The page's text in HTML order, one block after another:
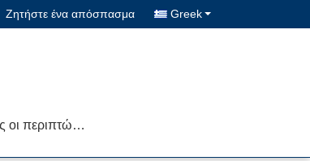
Ζητήστε ένα απόσπασμα Greek
Όλες οι περιπτώσεις